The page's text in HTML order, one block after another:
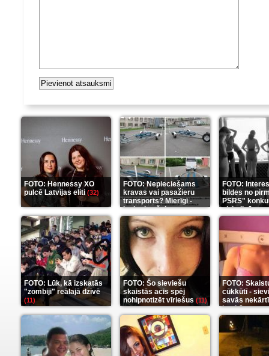
FOTO: Hennessy XO
pulcē Latvijas eliti(32)
FOTO: Nepieciešams
kravas vai pasažieru
transports? Mierīgi -
ieskaties šeit(35)
FOTO:
bildes no
PSRS"
aizkulisēm
FOTO: Lūk, kā izskatās
"zombiji" reālajā dzīvē
(11)
FOTO: Šo sieviešu
skaistās acis spēj
nohipnotizēt vīriešus (11)
FOTO:
cūkkūtī -
savās
istabās(12)